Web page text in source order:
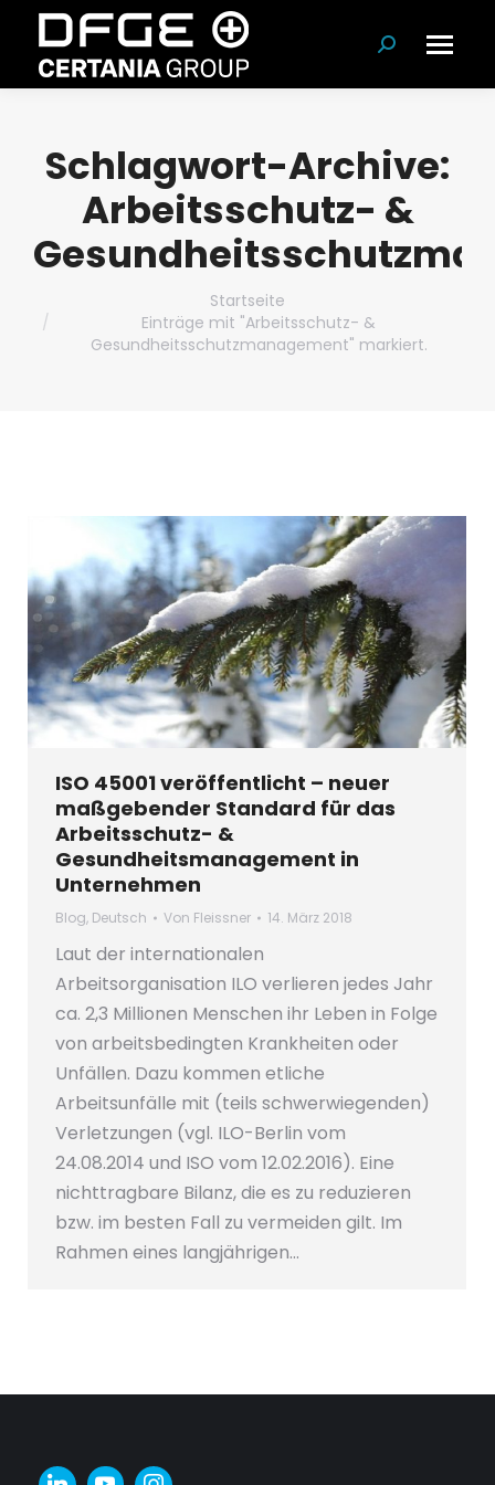
Suchen:
Schlagwort-Archive:
Arbeitsschutz- &
Startseite
Einträge mit "Arbeitsschutz- &
Gesundheitsschutzmanagement" markiert.
ISO 45001 veröffentlicht – neuer
maßgebender Standard für das
Arbeitsschutz- &
Gesundheitsmanagement in
Unternehmen
Blog, Deutsch Von Fleissner 14. März 2018
Laut der internationalen
Arbeitsorganisation ILO verlieren jedes Jahr
ca. 2,3 Millionen Menschen ihr Leben in Folge
von arbeitsbedingten Krankheiten oder
Unfällen. Dazu kommen etliche
Arbeitsunfälle mit (teils schwerwiegenden)
Verletzungen (vgl. ILO-Berlin vom
24.08.2014 und ISO vom 12.02.2016). Eine
nichttragbare Bilanz, die es zu reduzieren
bzw. im besten Fall zu vermeiden gilt. Im
Rahmen eines langjährigen…